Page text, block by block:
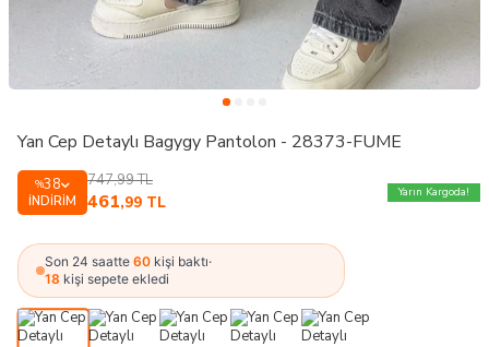
Yan Cep Detaylı Bagygy Pantolon - 28373-FUME
%38
İNDIRIM
747,99TL
461,99 TL
Yarın Kargoda!
Son 24 saatte 60 kişi baktı·
18 kişi sepete ekledi